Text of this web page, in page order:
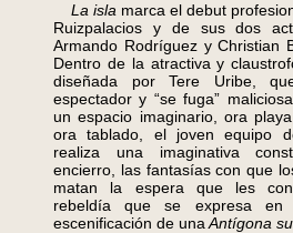
La isla marca el debut
Ruizpalacios y de sus dos
Armando Rodríguez y Christian
Dentro de la atractiva y
diseñada por Tere Uribe,
espectador y “se fuga”
un espacio imaginario, ora
ora tablado, el joven equipo
realiza una imaginativa
encierro, las fantasías con que
matan la espera que les
rebeldía que se expresa en
escenificación de una Antígona